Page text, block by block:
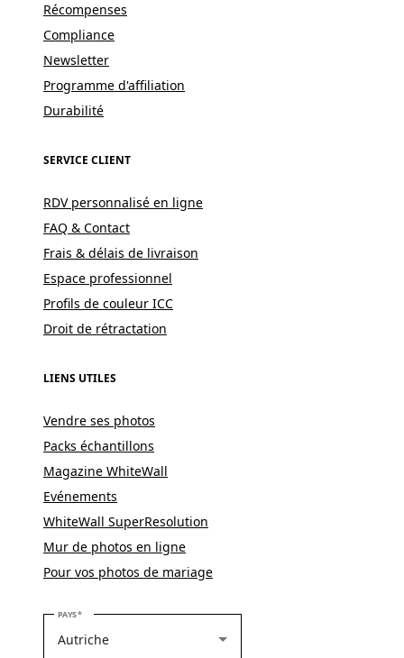
Récompenses
Compliance
Newsletter
Programme d'affiliation
Durabilité
SERVICE CLIENT
RDV personnalisé en ligne
FAQ & Contact
Frais & délais de livraison
Espace professionnel
Profils de couleur ICC
Droit de rétractation
LIENS UTILES
Vendre ses photos
Packs échantillons
Magazine WhiteWall
Evénements
WhiteWall SuperResolution
Mur de photos en ligne
Pour vos photos de mariage
PAYSVEUILLEZ SÉLECTIONNER VOTRE PAYS